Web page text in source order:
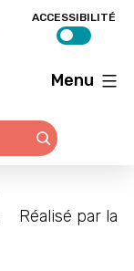
Menu
ACCESSIBILITÉ
Réalisé par la